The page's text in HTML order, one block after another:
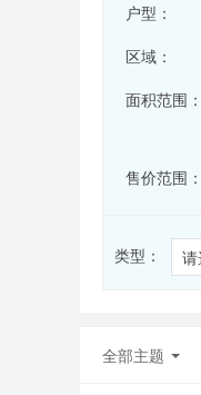
户型：
区域：
面积范围：
售价范围：
类型：
全部主题